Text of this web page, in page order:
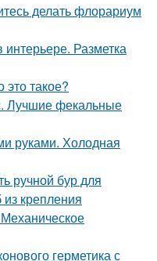
делать флорариум
Разметка
такое?
Лучшие фекальные
руками. Холодная
ручной бур для
крепления
герметика с